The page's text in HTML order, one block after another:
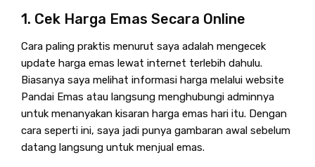
1. Cek Harga Emas Secara Online
Cara paling praktis menurut saya adalah mengecek
update harga emas lewat internet terlebih dahulu.
Biasanya saya melihat informasi harga melalui website
Pandai Emas atau langsung menghubungi adminnya
untuk menanyakan kisaran harga emas hari itu. Dengan
cara seperti ini, saya jadi punya gambaran awal sebelum
datang langsung untuk menjual emas.